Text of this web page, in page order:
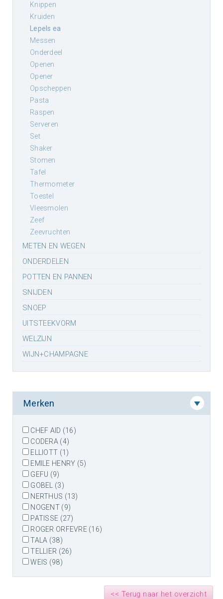
knippen
kruiden
lepels ea
messen
onderdeel
openen
opener
opscheppen
pasta
raspen
serveren
set
shaker
stomen
tafel
thermometer
toestel
vleesmolen
zeef
zeevruchten
METEN EN WEGEN
ONDERDELEN
POTTEN EN PANNEN
SNIJDEN
SNOEP
UITSTEEKVORM
WELZIJN
WIJN+CHAMPAGNE
Merken
CHEF AID (16)
CODERA (4)
ELLIOTT (1)
EMILE HENRY (5)
GEFU (9)
GOBEL (3)
NERTHUS (13)
NOGENT (9)
PATISSE (27)
ROGER ORFEVRE (16)
TALA (38)
TELLIER (26)
WEIS (98)
<< Terug naar het overzicht